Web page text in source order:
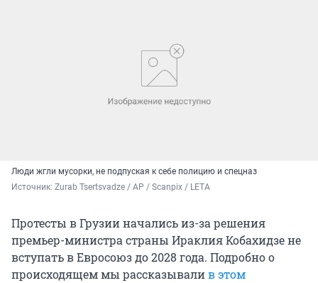
Люди жгли мусорки, не подпуская к себе полицию и спецназ
Источник: Zurab Tsertsvadze / AP / Scanpix / LETA
Протесты в Грузии начались из-за решения
премьер-министра страны Ираклия Кобахидзе не
вступать в Евросоюз до 2028 года. Подробно о
происходящем мы рассказывалив этом